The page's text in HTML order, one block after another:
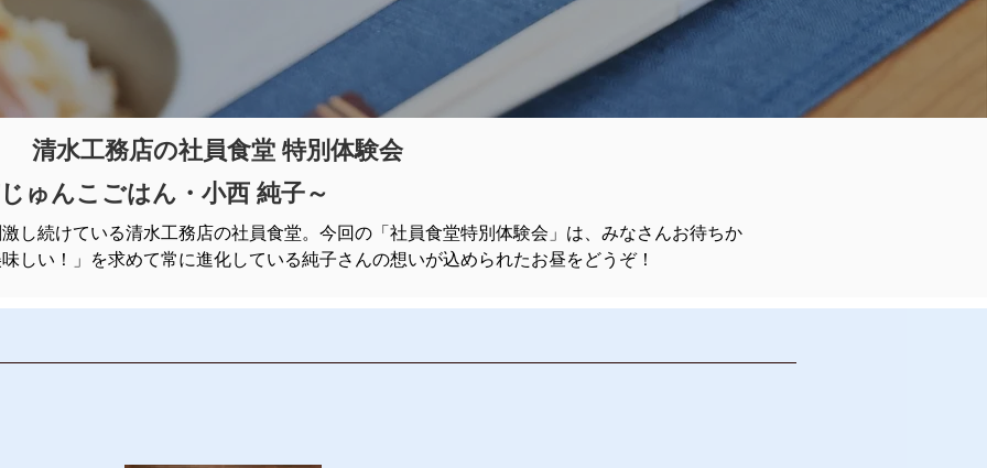
清水工務店の社員食堂 特別体験会
ゅんこごはん・小西 純子～
し続けている清水工務店の社員食堂。今回の「社員食堂特別体験会」は、みなさんお待ちか
しい！」を求めて常に進化している純子さんの想いが込められたお昼をどうぞ！